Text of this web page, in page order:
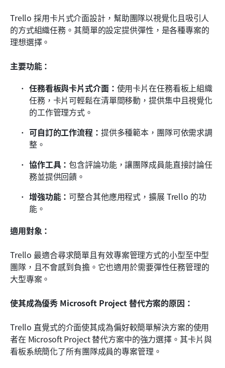
Trello 採用卡片式介面設計，幫助團隊以視覺化且吸引人
的方式組織任務。其簡單的設定提供彈性，是各種專案的
理想選擇。
主要功能：
任務看板與卡片式介面： 使用卡片在任務看板上組織
任務，卡片可輕鬆在清單間移動，提供集中且視覺化
的工作管理方式。
可自訂的工作流程： 提供多種範本，團隊可依需求調
整。
協作工具：包含評論功能，讓團隊成員能直接討論任
務並提供回饋。
增強功能： 可整合其他應用程式，擴展 Trello 的功
能。
適用對象：
Trello 最適合尋求簡單且有效專案管理方式的小型至中型
團隊，且不會感到負擔。它也適用於需要彈性任務管理的
大型專案。
使其成為優秀 Microsoft Project 替代方案的原因：
Trello 直覺式的介面使其成為偏好較簡單解決方案的使用
者在 Microsoft Project 替代方案中的強力選擇。其卡片與
看板系統簡化了所有團隊成員的專案管理。